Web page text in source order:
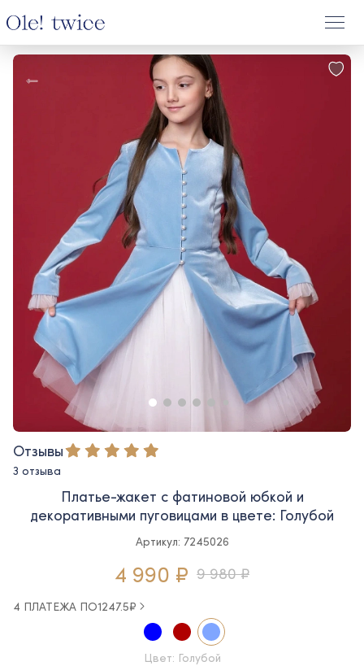
Отзывы
3 отзыва
Платье-жакет с фатиновой юбкой и
декоративными пуговицами в цвете: Голубой
Артикул: 7245026
4 990 ₽ 9 980 ₽
4 ПЛАТЕЖА ПО1247.5₽
Цвет: Голубой